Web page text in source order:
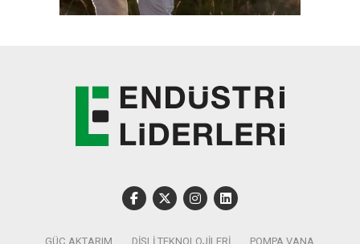
GÜÇ AKTARIM DIŞLI TEKNOLOJILERI POMPA VANA